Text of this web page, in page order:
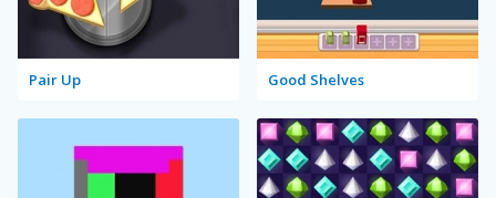
Pair Up Good Shelves